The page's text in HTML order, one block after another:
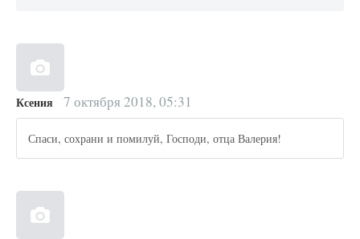
Ксения 7 октября 2018, 05:31
Спаси, сохрани и помилуй, Господи, отца Валерия!